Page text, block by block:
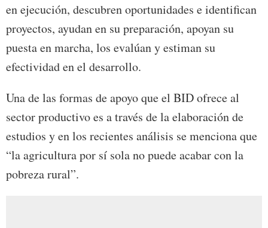
en ejecución, descubren oportunidades e identifican
proyectos, ayudan en su preparación, apoyan su
puesta en marcha, los evalúan y estiman su
efectividad en el desarrollo.
Una de las formas de apoyo que el BID ofrece al
sector productivo es a través de la elaboración de
estudios y en los recientes análisis se menciona que
“la agricultura por sí sola no puede acabar con la
pobreza rural”.